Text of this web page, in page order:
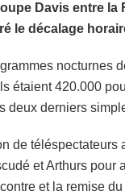
Davis entre
le décalage
nocturnes
étaient 420.000
deux derniers
de
et Arthurs pour
et la remise